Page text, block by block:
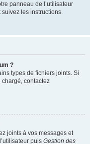
panneau de l’utilisateur
suivez les instructions.
?
types de fichiers joints. Si
chargé, contactez
joints à vos messages et
puis Gestion des